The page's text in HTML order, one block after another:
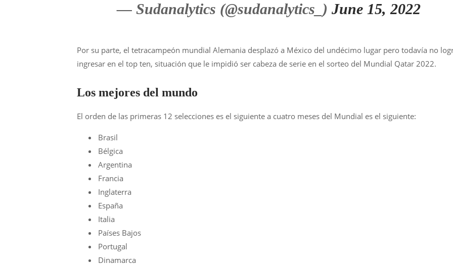
— Sudanalytics (@sudanalytics_)June 15, 2022
Por su parte, el tetracampeón mundial Alemania desplazó a México del undécimo lugar pero todavía no
ingresar en el top ten, situación que le impidió ser cabeza de serie en el sorteo del Mundial Qatar 2022.
Los mejores del mundo
El orden de las primeras 12 selecciones es el siguiente a cuatro meses del Mundial es el siguiente:
Brasil
Bélgica
Argentina
Francia
Inglaterra
España
Italia
Países Bajos
Portugal
Dinamarca